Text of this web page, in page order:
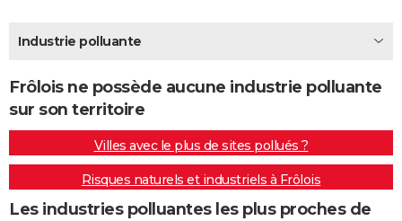
BONS PLANS
CARTE DE VOEUX
Carte de Noël
Carte Bonne année
Carte Saint-Valentin
Carte Pâques
Carte d'anniversaire
DICTIONNAIRE
Dictionnaire
Biographies
Citations
Expressions
Proverbes
PROGRAMME TV
Industrie polluante
Frôlois ne possède aucune industrie polluante
sur son territoire
Villes avec le plus de sites pollués ?
Risques naturels et industriels à Frôlois
Les industries polluantes les plus proches de